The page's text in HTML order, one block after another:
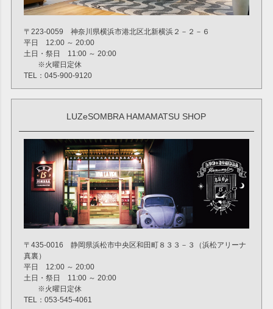
〒223-0059 神奈川県横浜市港北区北新横浜２－２－６
平日 12:00 ～ 20:00
土日・祭日 11:00 ～ 20:00
※火曜日定休
TEL：045-900-9120
LUZeSOMBRA HAMAMATSU SHOP
〒435-0016 静岡県浜松市中央区和田町８３３－３（浜松アリーナ
真裏）
平日 12:00 ～ 20:00
土日・祭日 11:00 ～ 20:00
※火曜日定休
TEL：053-545-4061